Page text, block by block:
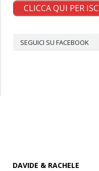
CLICCA QUI PER
SEGUICI SU FACEBOOK
DAVIDE & RACHELE